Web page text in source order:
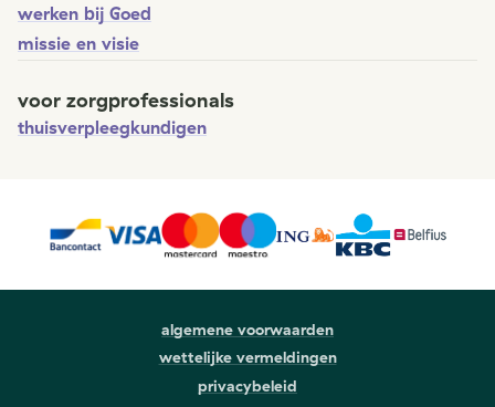
werken bij Goed
missie en visie
voor zorgprofessionals
thuisverpleegkundigen
algemene voorwaarden
wettelijke vermeldingen
privacybeleid